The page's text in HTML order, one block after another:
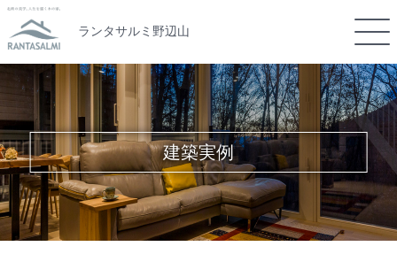
ランタサルミ野辺山
建築実例